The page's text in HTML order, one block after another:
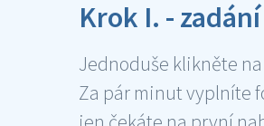
Krok I. -
Jednoduše klikněte
Za pár minut vyplníte